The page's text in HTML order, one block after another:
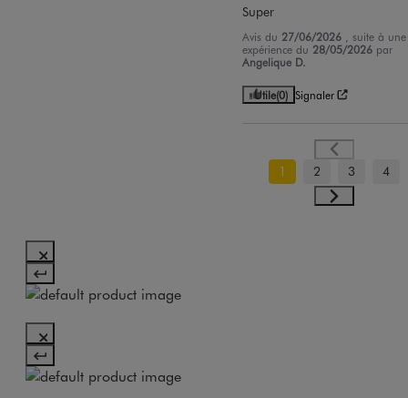
Super
Avis du 27/06/2026
, suite à une
expérience du 28/05/2026 par
Angelique D.
Utile(0) Signaler
1 2 3 4